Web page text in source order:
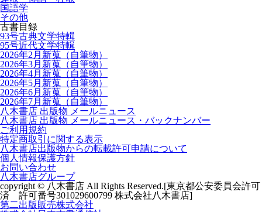
国語学
その他
古書目録
93号古典文学特輯
95号近代文学特輯
2026年2月新蒐（自筆物）
2026年3月新蒐（自筆物）
2026年4月新蒐（自筆物）
2026年5月新蒐（自筆物）
2026年6月新蒐（自筆物）
2026年7月新蒐（自筆物）
八木書店 出版物 メールニュース
八木書店 出版物 メールニュース・バックナンバー
ご利用規約
特定商取引に関する表示
八木書店出版物からの転載許可申請について
個人情報保護方針
お問い合わせ
八木書店グループ
copyright © 八木書店 All Rights Reserved.[東京都公安委員会許可
済 許可番号301029600799 株式会社八木書店]
第二出版販売株式会社